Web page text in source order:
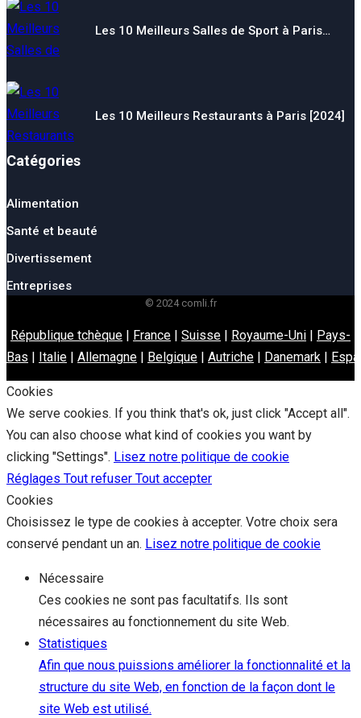
Les 10 Meilleurs Salles de Sport à Paris…
Les 10 Meilleurs Restaurants à Paris [2024]
Catégories
Alimentation
Santé et beauté
Divertissement
Entreprises
© 2024 comli.fr
République tchèque | France | Suisse | Royaume-Uni | Pays-
Bas | Italie | Allemagne | Belgique | Autriche | Danemark |
Cookies
We serve cookies. If you think that's ok, just click "Accept all".
You can also choose what kind of cookies you want by
clicking "Settings". Lisez notre politique de cookie
Réglages Tout refuser Tout accepter
Cookies
Choisissez le type de cookies à accepter. Votre choix sera
conservé pendant un an. Lisez notre politique de cookie
Nécessaire
Ces cookies ne sont pas facultatifs. Ils sont
nécessaires au fonctionnement du site Web.
Statistiques
Afin que nous puissions améliorer la fonctionnalité et la
structure du site Web, en fonction de la façon dont le
site Web est utilisé.